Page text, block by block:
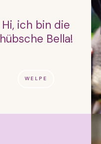
Hi, ich bin die
hübsche Bella!
WELPE